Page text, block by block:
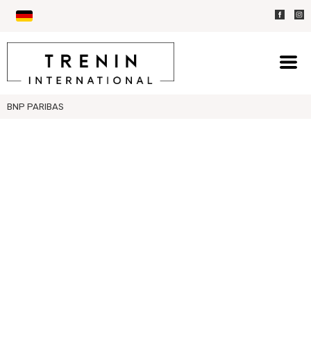
BNP PARIBAS